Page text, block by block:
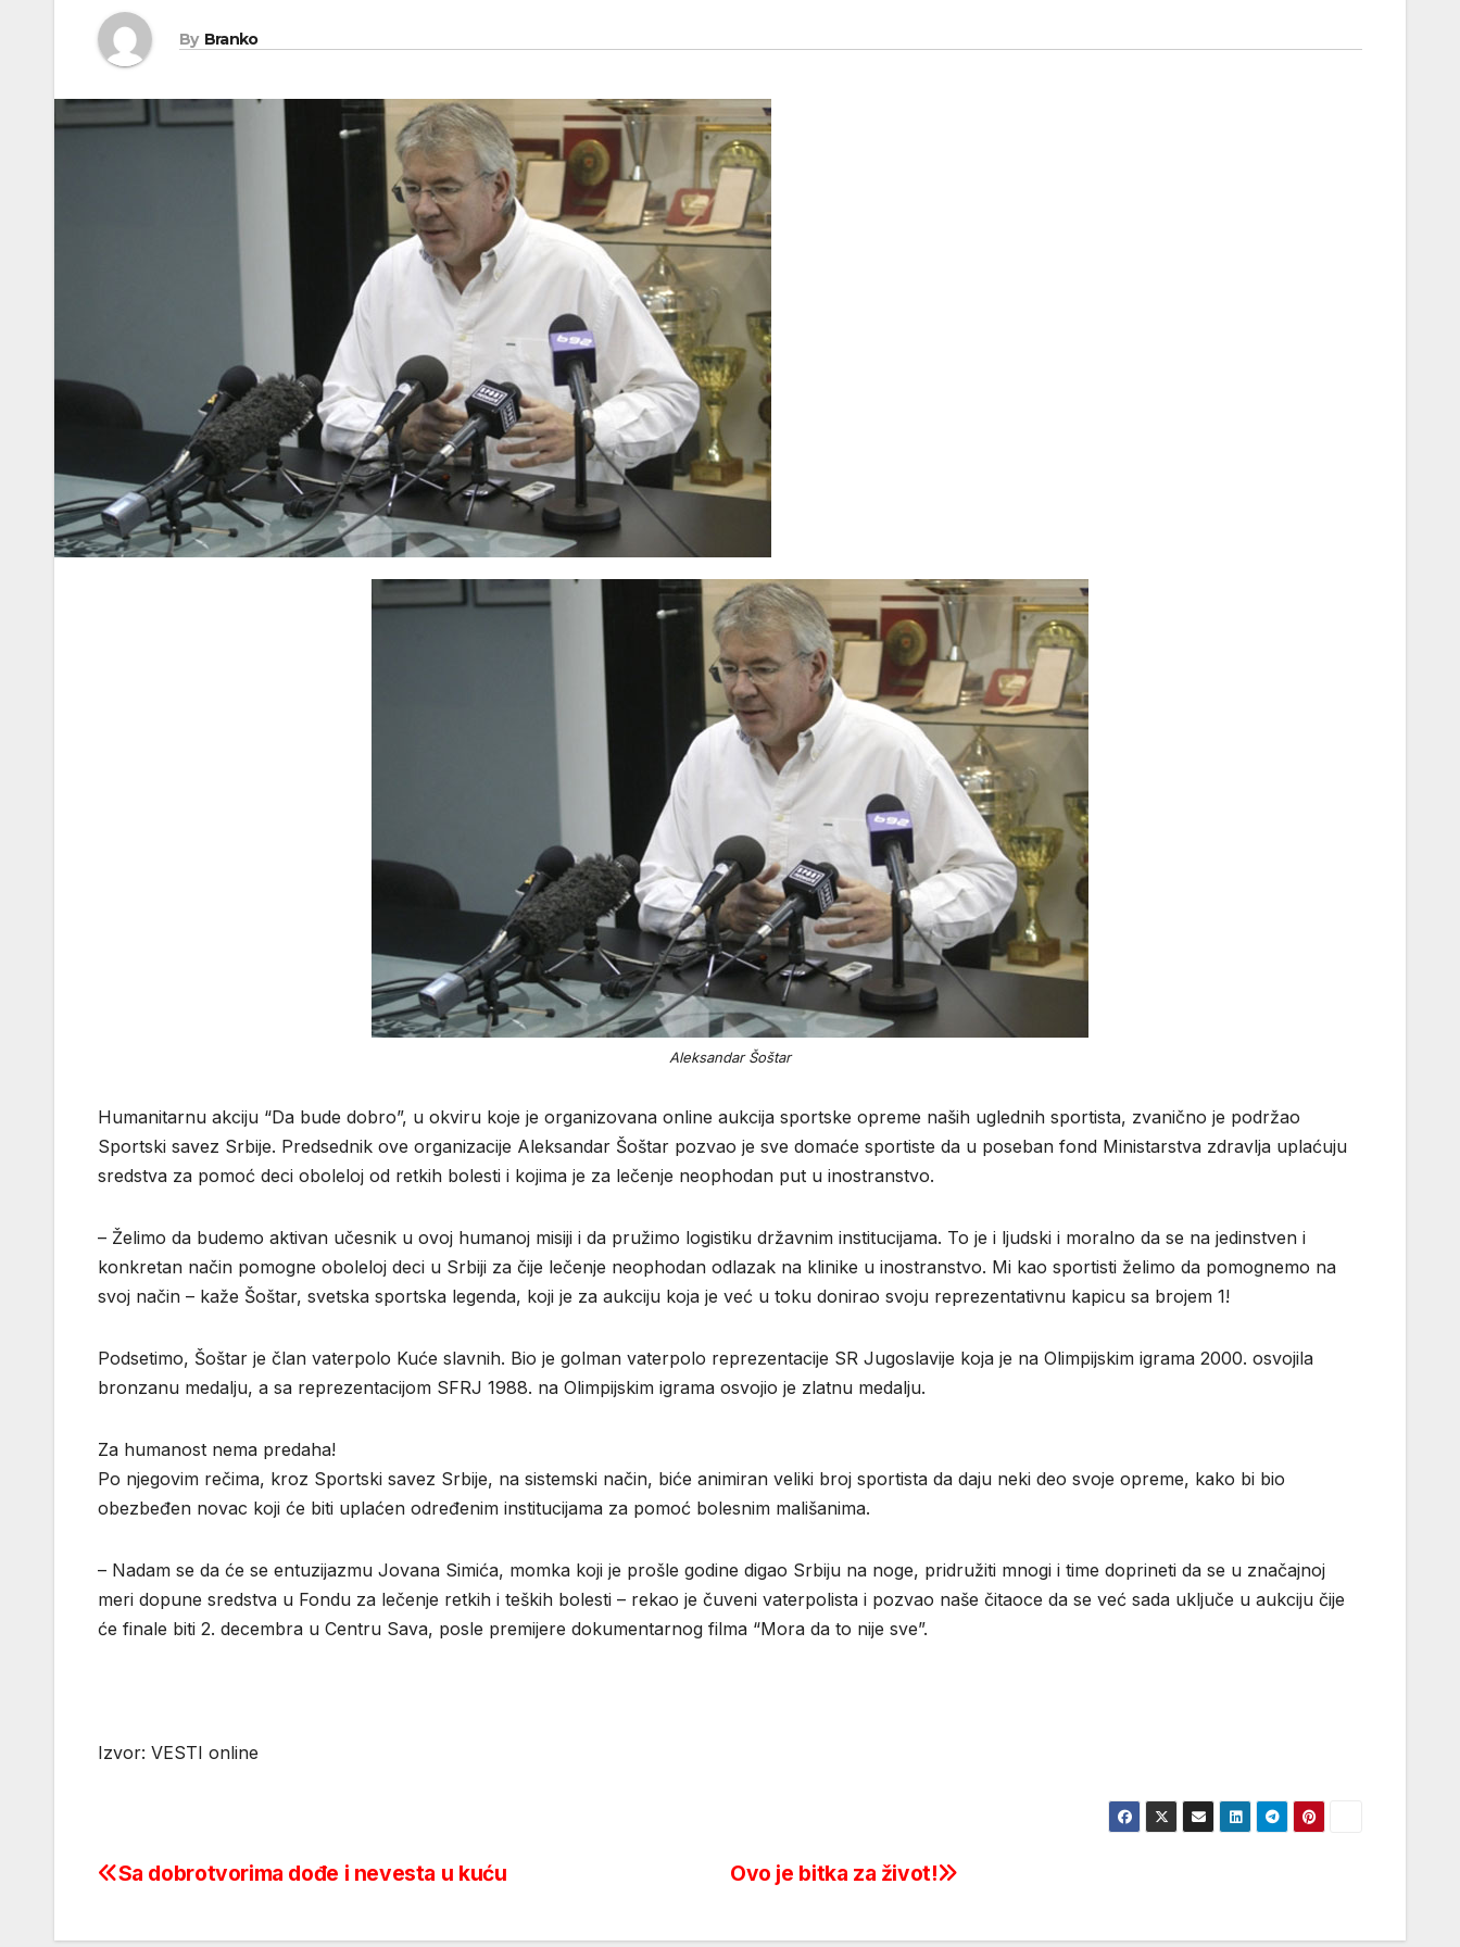
By Branko
Aleksandar Šoštar
Humanitarnu akciju “Da bude dobro”, u okviru koje je organizovana online aukcija sportske opreme naših uglednih sportista, zvanično je podržao
Sportski savez Srbije. Predsednik ove organizacije Aleksandar Šoštar pozvao je sve domaće sportiste da u poseban fond Ministarstva zdravlja uplaćuju
sredstva za pomoć deci oboleloj od retkih bolesti i kojima je za lečenje neophodan put u inostranstvo.
– Želimo da budemo aktivan učesnik u ovoj humanoj misiji i da pružimo logistiku državnim institucijama. To je i ljudski i moralno da se na jedinstven i
konkretan način pomogne oboleloj deci u Srbiji za čije lečenje neophodan odlazak na klinike u inostranstvo. Mi kao sportisti želimo da pomognemo na
svoj način – kaže Šoštar, svetska sportska legenda, koji je za aukciju koja je već u toku donirao svoju reprezentativnu kapicu sa brojem 1!
Podsetimo, Šoštar je član vaterpolo Kuće slavnih. Bio je golman vaterpolo reprezentacije SR Jugoslavije koja je na Olimpijskim igrama 2000. osvojila
bronzanu medalju, a sa reprezentacijom SFRJ 1988. na Olimpijskim igrama osvojio je zlatnu medalju.
Za humanost nema predaha!
Po njegovim rečima, kroz Sportski savez Srbije, na sistemski način, biće animiran veliki broj sportista da daju neki deo svoje opreme, kako bi bio
obezbeđen novac koji će biti uplaćen određenim institucijama za pomoć bolesnim mališanima.
– Nadam se da će se entuzijazmu Jovana Simića, momka koji je prošle godine digao Srbiju na noge, pridružiti mnogi i time doprineti da se u značajnoj
meri dopune sredstva u Fondu za lečenje retkih i teških bolesti – rekao je čuveni vaterpolista i pozvao naše čitaoce da se već sada uključe u aukciju čije
će finale biti 2. decembra u Centru Sava, posle premijere dokumentarnog filma “Mora da to nije sve”.
Izvor: VESTI online
Post
Ovo je bitka za život!
Sa dobrotvorima dođe i nevesta u kuću